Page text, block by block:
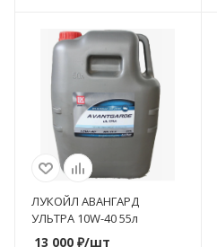
ЛУКОЙЛ АВАНГАРД
УЛЬТРА 10W-40 55л
13 000 ₽/шт